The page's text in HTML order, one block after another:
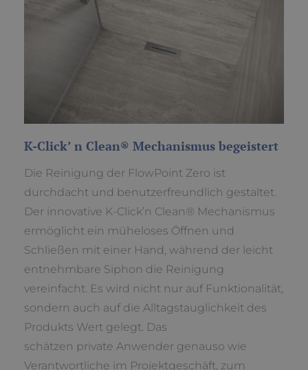
K-Click’ n Clean® Mechanismus begeistert
Die Reinigung der FlowPoint Zero ist
durchdacht und benutzerfreundlich gestaltet.
Der innovative K-Click’n Clean® Mechanismus
ermöglicht ein müheloses Öffnen und
Schließen mit einer Hand, während der leicht
entnehmbare Siphon die Reinigung
vereinfacht. Es wird nicht nur auf Funktionalität,
sondern auch auf die Alltagstauglichkeit des
Produkts Wert gelegt. Das
schätzen private Anwender genauso wie
Verantwortliche im Projektgeschäft, zum